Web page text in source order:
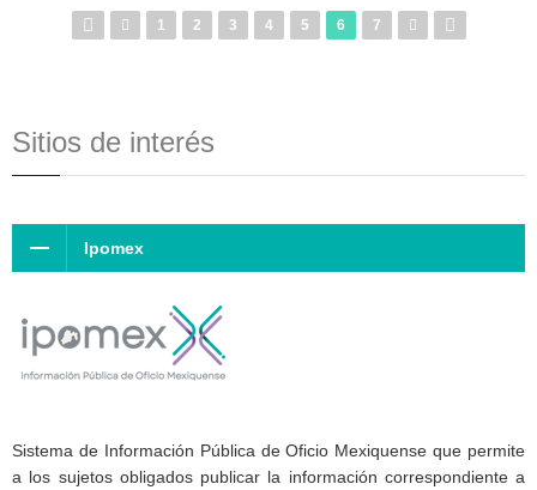
1 2 3 4 5 6 7
Sitios de interés
Ipomex
Sistema de Información Pública de Oficio Mexiquense que permite
a los sujetos obligados publicar la información correspondiente a